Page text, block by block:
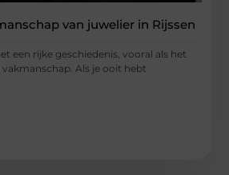
van juwelier in Rijssen
een rijke geschiedenis, vooral als het
Als je ooit hebt